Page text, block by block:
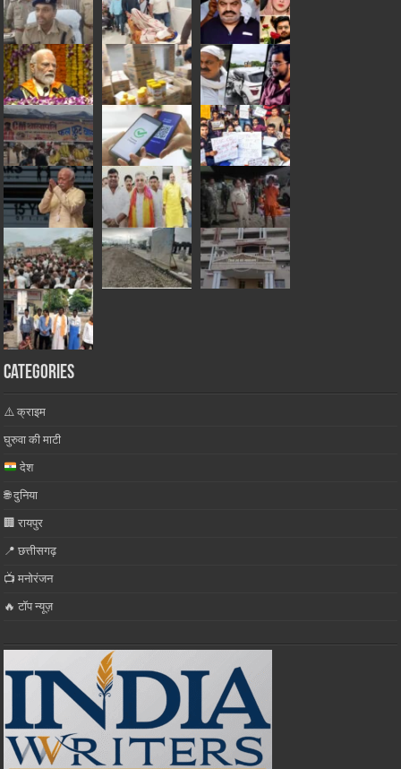
Categories
⚠️ क्राइम
घुरुवा की माटी
देश
🌐 दुनिया
🏢 रायपुर
📍 छत्तीसगढ़
📺 मनोरंजन
🔥 टॉप न्यूज़